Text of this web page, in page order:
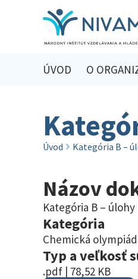
ÚVOD O
Úvod Kategória B –
Názov
Kategória B –
Kategória
Chemická
Typ a veľkosť
.pdf | 78,52 KB